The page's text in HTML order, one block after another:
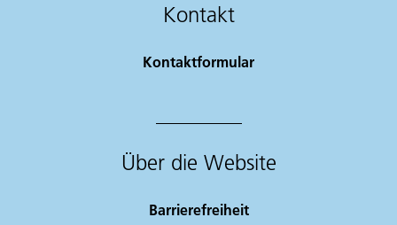
Kontakt
Kontaktformular
Über die Website
Barrierefreiheit